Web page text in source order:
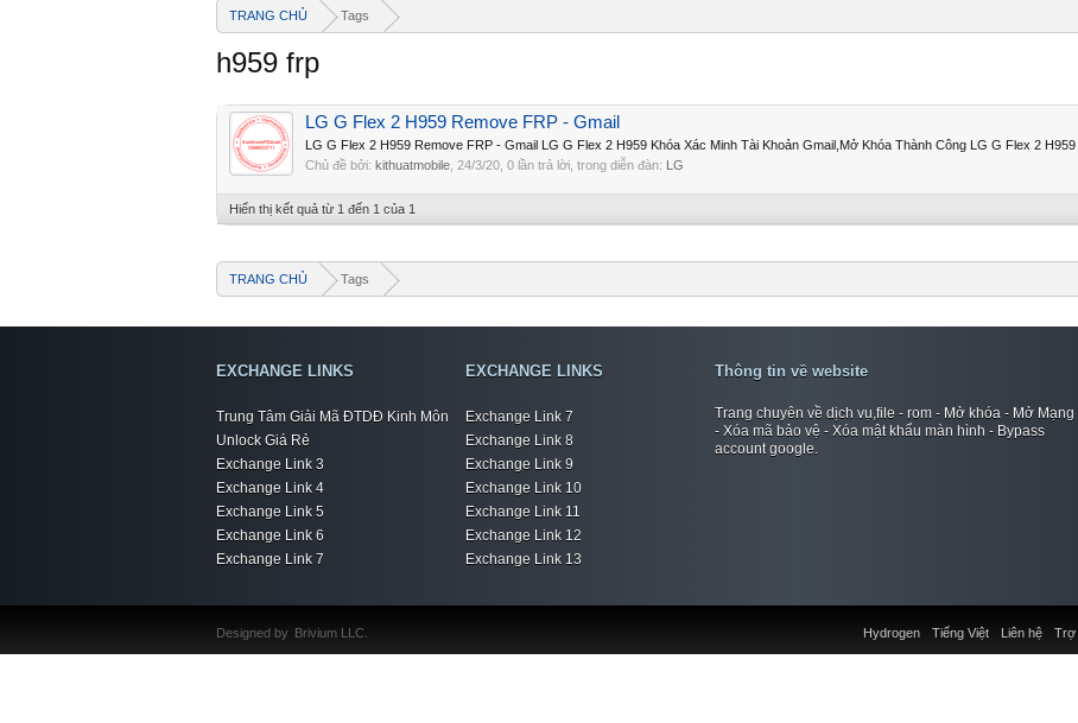
TRANG CHỦ Tags
h959 frp
LG G Flex 2 H959 Remove FRP - Gmail
LG G Flex 2 H959 Remove FRP - Gmail LG G Flex 2 H959 Khóa Xác Minh Tài Khoản Gmail,Mở Khóa Thành Công LG G Flex 2 H959
Chủ đề bởi: kithuatmobile 24/3/20 , 0 lần trả lời, trong diễn đàn: LG
Hiển thị kết quả từ 1 đến 1 của 1
TRANG CHỦ Tags
EXCHANGE LINKS
Trung Tâm Giải Mã ĐTDĐ Kinh Môn
Unlock Giá Rẻ
Exchange Link 3
Exchange Link 4
Exchange Link 5
Exchange Link 6
Exchange Link 7
EXCHANGE LINKS
Exchange Link 7
Exchange Link 8
Exchange Link 9
Exchange Link 10
Exchange Link 11
Exchange Link 12
Exchange Link 13
Thông tin về website
Trang chuyên về dịch vụ,file - rom - Mở khóa - Mở Mạng
- Xóa mã bảo vệ - Xóa mật khẩu màn hình - Bypass
account google.
Liên hệ Trợ
Hydrogen Tiếng Việt
Designed by Brivium LLC.